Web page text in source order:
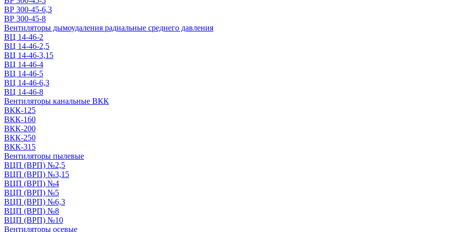
ВР 300-45-6,3
ВР 300-45-8
Вентиляторы дымоудаления радиальные среднего давления
ВЦ 14-46-2
ВЦ 14-46-2,5
ВЦ 14-46-3,15
ВЦ 14-46-4
ВЦ 14-46-5
ВЦ 14-46-6,3
ВЦ 14-46-8
Вентиляторы канальные ВКК
ВКК-125
ВКК-160
ВКК-200
ВКК-250
ВКК-315
Вентиляторы пылевые
ВЦП (ВРП) №2,5
ВЦП (ВРП) №3,15
ВЦП (ВРП) №4
ВЦП (ВРП) №5
ВЦП (ВРП) №6,3
ВЦП (ВРП) №8
ВЦП (ВРП) №10
Вентиляторы осевые